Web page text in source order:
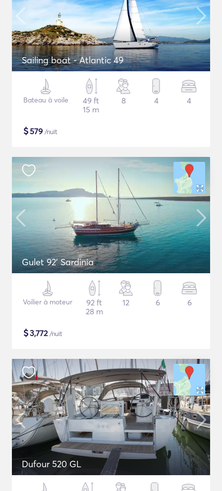
Sailing boat - Atlantic 49
Bateau à voile
49 ft
15 m
8 4 4
$579 /nuit
Gulet 92' Sardinia
Voilier à moteur
92 ft
28 m
12 6 6
$3,772/nuit
Dufour 520 GL